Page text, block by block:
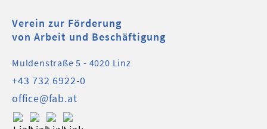
Verein zur Förderung
von Arbeit und Beschäftigung
Muldenstraße 5 - 4020 Linz
+43 732 6922-0
office@fab.at